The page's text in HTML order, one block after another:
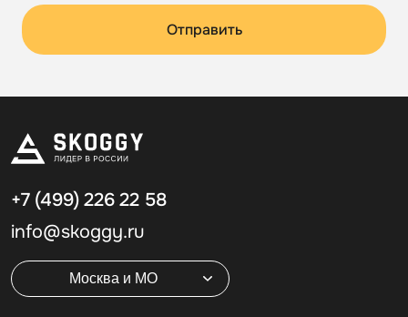
Отправить
+7 (499) 226 22 58
info@skoggy.ru
Москва и МО